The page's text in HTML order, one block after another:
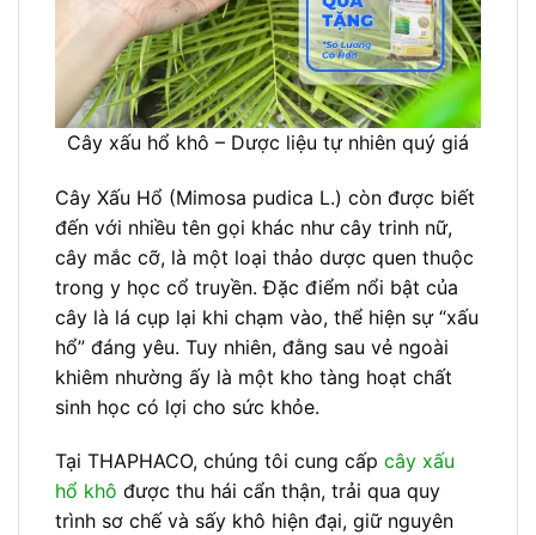
Cây xấu hổ khô – Dược liệu tự nhiên quý giá
Cây Xấu Hổ (Mimosa pudica L.) còn được biết
đến với nhiều tên gọi khác như cây trinh nữ,
cây mắc cỡ, là một loại thảo dược quen thuộc
trong y học cổ truyền. Đặc điểm nổi bật của
cây là lá cụp lại khi chạm vào, thể hiện sự “xấu
hổ” đáng yêu. Tuy nhiên, đằng sau vẻ ngoài
khiêm nhường ấy là một kho tàng hoạt chất
sinh học có lợi cho sức khỏe.
Tại THAPHACO, chúng tôi cung cấp cây xấu
hổ khô được thu hái cẩn thận, trải qua quy
trình sơ chế và sấy khô hiện đại, giữ nguyên